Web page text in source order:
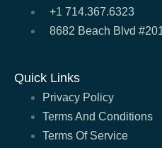
+1 714.367.6323
8682 Beach Blvd
Quick Links
Privacy Policy
Terms And Conditions
Terms Of Service